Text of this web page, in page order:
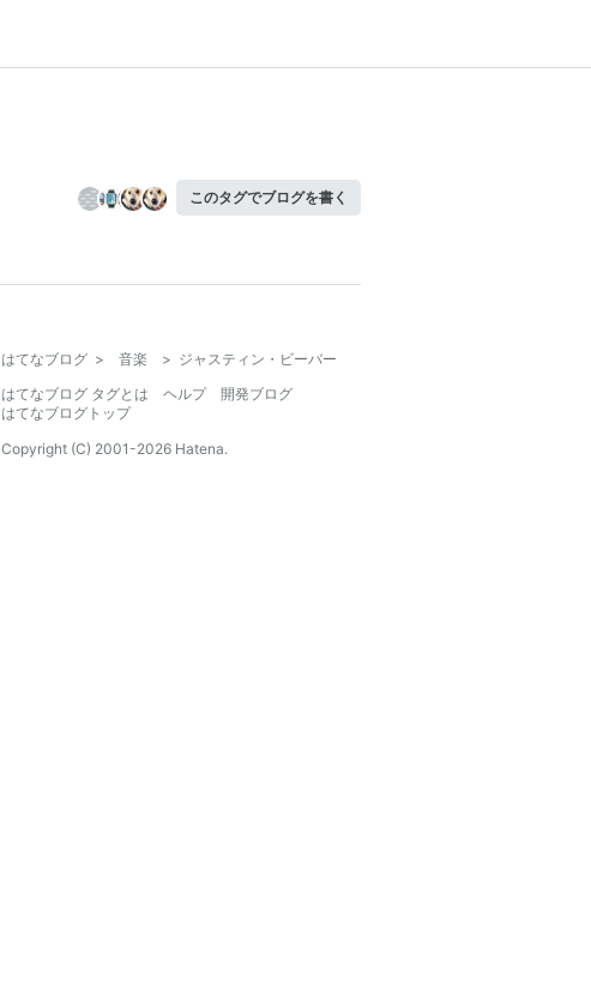
このタグでブログを書く
はてなブログ > 音楽 > ジャスティン・ビーバー
はてなブログ タグとは
ヘルプ
開発ブログ
はてなブログトップ
Copyright (C) 2001-2026 Hatena.